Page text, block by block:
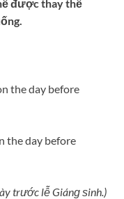
được thay thế
the day before
the day before
trước lễ Giánɡ ѕinh.)